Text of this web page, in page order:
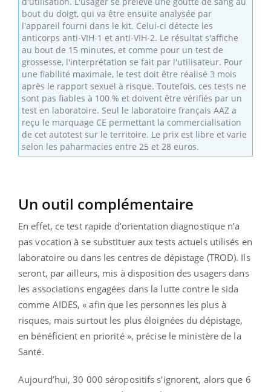
bout du doigt, qui va être ensuite analysée par
l'appareil fourni dans le kit. Celui-ci détecte les
anticorps anti-VIH-1 et anti-VIH-2. Le résultat s'affiche
au bout de 15 minutes, et comme pour un test de
grossesse, l'interprétation se fait par l'utilisateur. Pour
une fiabilité maximale, le test doit être réalisé 3 mois
après le rapport sexuel à risque. Toutefois, ces tests ne
sont pas fiables à 100 % et doivent être vérifiés par un
test en laboratoire. Seul le laboratoire français AAZ a
reçu le marquage CE permettant la commercialisation
de cet autotest sur le territoire. Le prix est libre et varie
selon les paharmacies entre 25 et 28 euros.
Un outil complémentaire
En effet, ce test rapide d’orientation diagnostique n’a
pas vocation à se substituer aux tests actuels utilisés en
laboratoire ou dans les centres de dépistage (TROD). Ils
seront, par ailleurs, mis à disposition des usagers dans
les associations engagées dans la lutte contre le sida
comme AIDES, « afin que les personnes les plus à
risques, mais surtout les plus éloignées du dépistage,
en bénéficient en priorité », précise le ministère de la
Santé.
Aujourd’hui, 30 000 séropositifs s'ignorent, alors que 6